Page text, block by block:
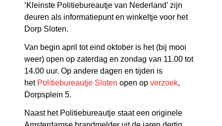
‘Kleinste Politiebureautje van Nederland’zijn
deuren als informatiepunt en winkeltje voor het
Dorp Sloten.
Van begin april tot eind oktober is het (bij mooi
weer) open op zaterdag en zondagvan 11.00 tot
14.00 uur. Op andere dagen en tijden is
het Politiebureautje Sloten open opverzoek,
Dorpsplein 5.
Naast het Politiebureautje staat een originele